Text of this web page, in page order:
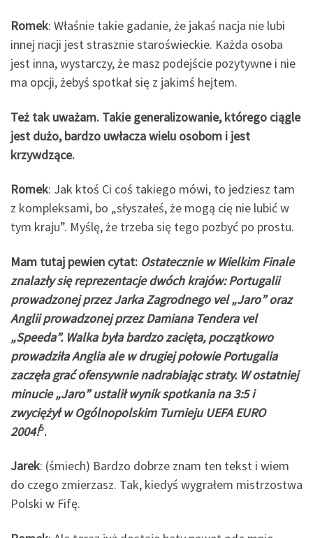
Romek: Właśnie takie gadanie, że jakaś nacja nie lubi
innej nacji jest strasznie staroświeckie. Każda osoba
jest inna, wystarczy, że masz podejście pozytywne i nie
ma opcji, żebyś spotkał się z jakimś hejtem.
Też tak uważam. Takie generalizowanie, którego ciągle
jest dużo, bardzo uwłacza wielu osobom i jest
krzywdzące.
Romek: Jak ktoś Ci coś takiego mówi, to jedziesz tam
z kompleksami, bo „słyszałeś, że mogą cię nie lubić w
tym kraju”. Myślę, że trzeba się tego pozbyć po prostu.
Mam tutaj pewien cytat: Ostatecznie w Wielkim Finale
znalazły się reprezentacje dwóch krajów: Portugalii
prowadzonej przez Jarka Zagrodnego vel „Jaro” oraz
Anglii prowadzonej przez Damiana Tendera vel
„Speeda”. Walka była bardzo zacięta, początkowo
prowadziła Anglia ale w drugiej połowie Portugalia
zaczęła grać ofensywnie nadrabiając straty. W ostatniej
minucie „Jaro” ustalił wynik spotkania na 3:5 i
zwyciężył w Ogólnopolskim Turnieju UEFA EURO
2004!5.
Jarek: (śmiech) Bardzo dobrze znam ten tekst i wiem
do czego zmierzasz. Tak, kiedyś wygrałem mistrzostwa
Polski w Fifę.